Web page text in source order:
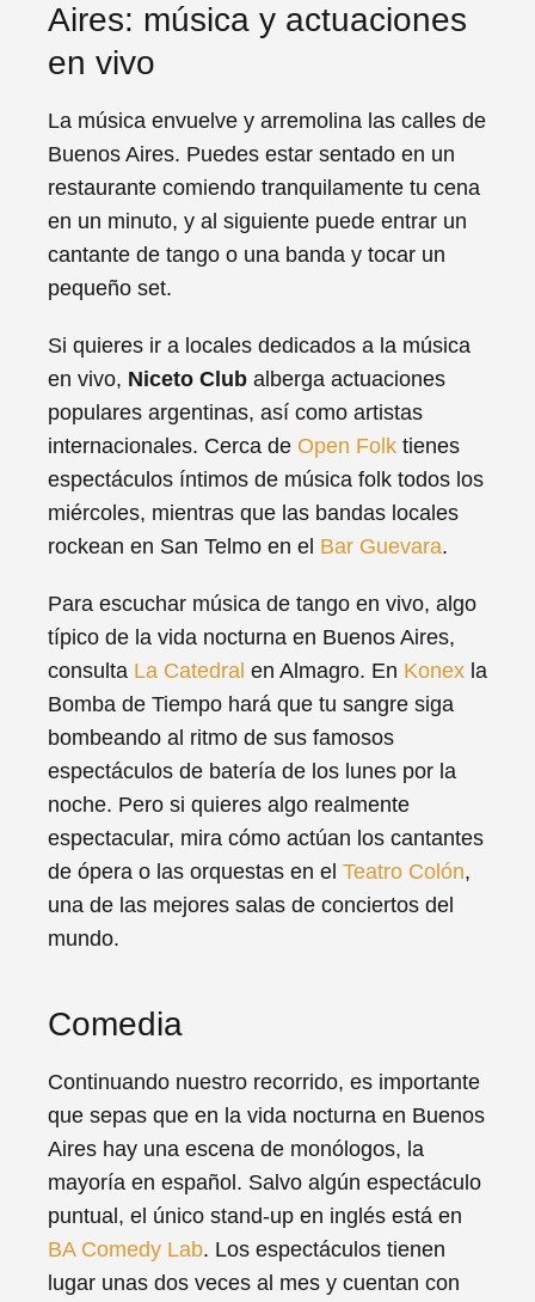
Aires: música y actuaciones
en vivo
La música envuelve y arremolina las calles de
Buenos Aires. Puedes estar sentado en un
restaurante comiendo tranquilamente tu cena
en un minuto, y al siguiente puede entrar un
cantante de tango o una banda y tocar un
pequeño set.
Si quieres ir a locales dedicados a la música
en vivo, Niceto Club alberga actuaciones
populares argentinas, así como artistas
internacionales. Cerca de Open Folk tienes
espectáculos íntimos de música folk todos los
miércoles, mientras que las bandas locales
rockean en San Telmo en el Bar Guevara.
Para escuchar música de tango en vivo, algo
típico de la vida nocturna en Buenos Aires,
consulta La Catedral en Almagro. En Konex la
Bomba de Tiempo hará que tu sangre siga
bombeando al ritmo de sus famosos
espectáculos de batería de los lunes por la
noche. Pero si quieres algo realmente
espectacular, mira cómo actúan los cantantes
de ópera o las orquestas en el Teatro Colón,
una de las mejores salas de conciertos del
mundo.
Comedia
Continuando nuestro recorrido, es importante
que sepas que en la vida nocturna en Buenos
Aires hay una escena de monólogos, la
mayoría en español. Salvo algún espectáculo
puntual, el único stand-up en inglés está en
BA Comedy Lab. Los espectáculos tienen
lugar unas dos veces al mes y cuentan con